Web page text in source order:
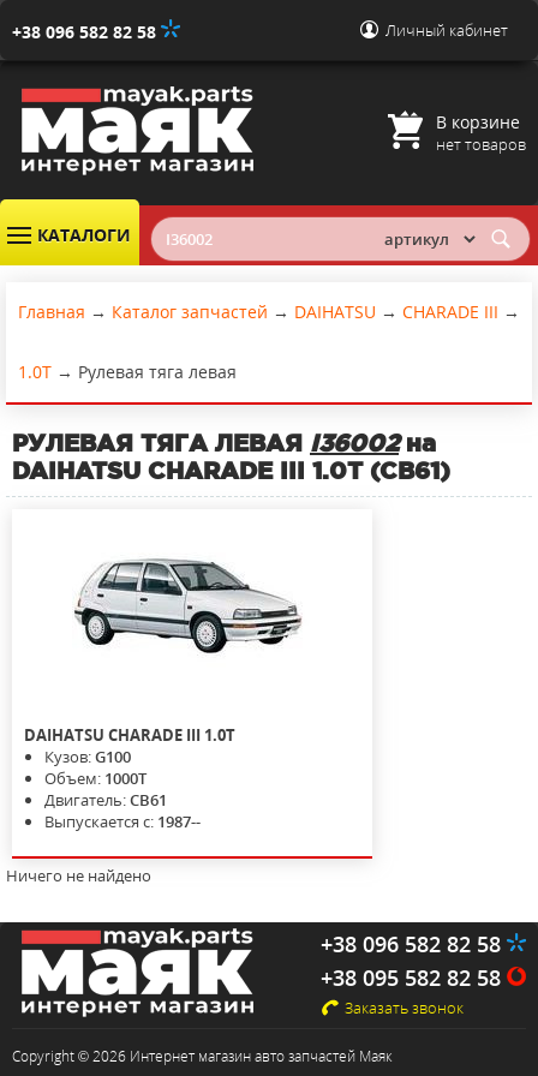
+38 096 582 82 58 Личный кабинет
В корзине
нет товаров
КАТАЛОГИ
Главная → Каталог запчастей → DAIHATSU → CHARADE III →
1.0T → Рулевая тяга левая
РУЛЕВАЯ ТЯГА ЛЕВАЯ I36002на
DAIHATSU CHARADE III 1.0T (CB61)
DAIHATSU CHARADE III 1.0T
Кузов:G100
Объем: 1000T
Двигатель:CB61
Выпускается с: 1987--
Ничего не найдено
+38 096 582 82 58
+38 095 582 82 58
Заказать звонок
Copyright © 2026 Интернет магазин авто запчастей Маяк